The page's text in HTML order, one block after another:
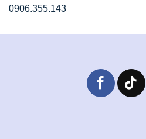
0906.355.143